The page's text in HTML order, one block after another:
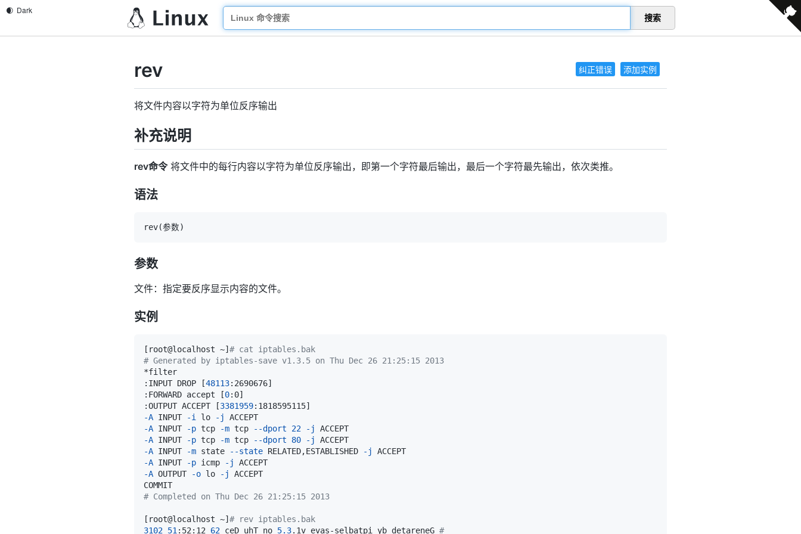
搜索
纠正错误 添加实例
rev
将文件内容以字符为单位反序输出
补充说明
rev命令将文件中的每行内容以字符为单位反序输出，即第一个字符最后输出，最后一个字符最先输出，依次类推。
语法
rev(参数)
参数
文件：指定要反序显示内容的文件。
实例
[ root@localhost ~] # cat iptables.bak
# Generated by iptables-save v1.3.5 on Thu Dec 26 21:25:15 2013
:INPUT DROP
[48113:2690676]
:FORWARD accept
[0:0]
:OUTPUT ACCEPT
[3381959:1818595115]
-A INPUT -i lo -j
-A INPUT -p tcp -m tcp --dport 22 -j
-A INPUT -p tcp -m tcp --dport 80 -j
-A INPUT -m state --state RELATED,ESTABLISHED -j
-A INPUT -p icmp -j
-A OUTPUT -o lo -j
# Completed on Thu Dec 26 21:25:15 2013
[ root@localhost ~] # rev iptables.bak
3102 51 :52:12 62 ceD uhT no 5.3.1v evas-selbatpi yb detareneG #